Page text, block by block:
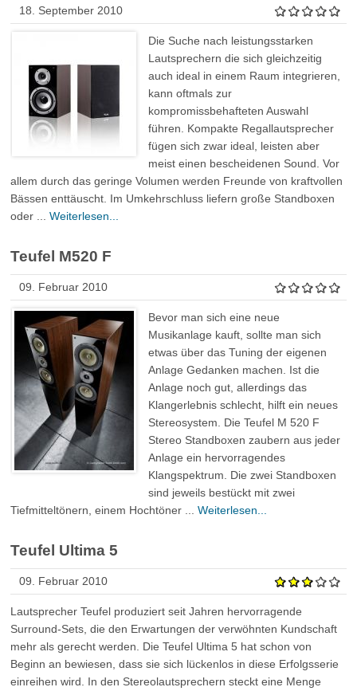
18. September 2010
Die Suche nach leistungsstarken
Lautsprechern die sich gleichzeitig
auch ideal in einem Raum integrieren,
kann oftmals zur
kompromissbehafteten Auswahl
führen. Kompakte Regallautsprecher
fügen sich zwar ideal, leisten aber
meist einen bescheidenen Sound. Vor
allem durch das geringe Volumen werden Freunde von kraftvollen
Bässen enttäuscht. Im Umkehrschluss liefern große Standboxen
oder ...Weiterlesen...
Teufel M520 F
09. Februar 2010
Bevor man sich eine neue
Musikanlage kauft, sollte man sich
etwas über das Tuning der eigenen
Anlage Gedanken machen. Ist die
Anlage noch gut, allerdings das
Klangerlebnis schlecht, hilft ein neues
Stereosystem. Die Teufel M 520 F
Stereo Standboxen zaubern aus jeder
Anlage ein hervorragendes
Klangspektrum. Die zwei Standboxen
sind jeweils bestückt mit zwei
Tiefmitteltönern, einem Hochtöner ...Weiterlesen...
Teufel Ultima 5
09. Februar 2010
Lautsprecher Teufel produziert seit Jahren hervorragende
Surround-Sets, die den Erwartungen der verwöhnten Kundschaft
mehr als gerecht werden. Die Teufel Ultima 5 hat schon von
Beginn an bewiesen, dass sie sich lückenlos in diese Erfolgsserie
einreihen wird. In den Stereolautsprechern steckt eine Menge